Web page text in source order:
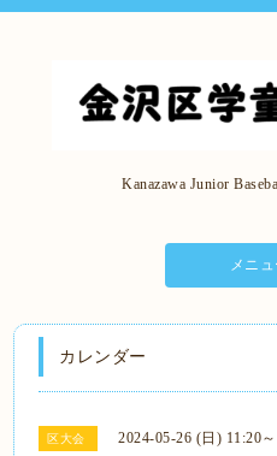
Kanazawa Junior
メニュ
カレンダー
区大会 2024-05-26 (日) 11:20